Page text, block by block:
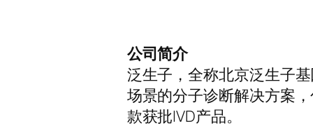
公司简介
泛生子，全称北京泛生子
场景的分子诊断解决方案
款获批IVD产品。